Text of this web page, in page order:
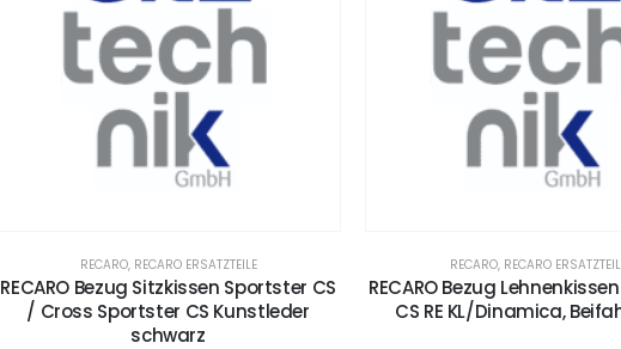
RECARO, RECARO ERSATZTEILE
RECARO Bezug Sitzkissen Sportster CS
/ Cross Sportster CS Kunstleder
schwarz
RECARO, RECARO
RECARO Bezug
CS RE KL/Dinamica,